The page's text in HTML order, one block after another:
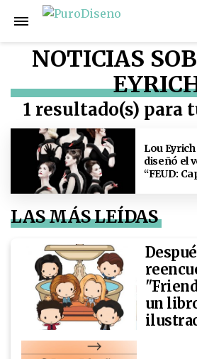
NOTICIAS
1 resultado(s) para
Lou
diseñó el
“FEUD:
LAS MÁS LEÍDAS
un